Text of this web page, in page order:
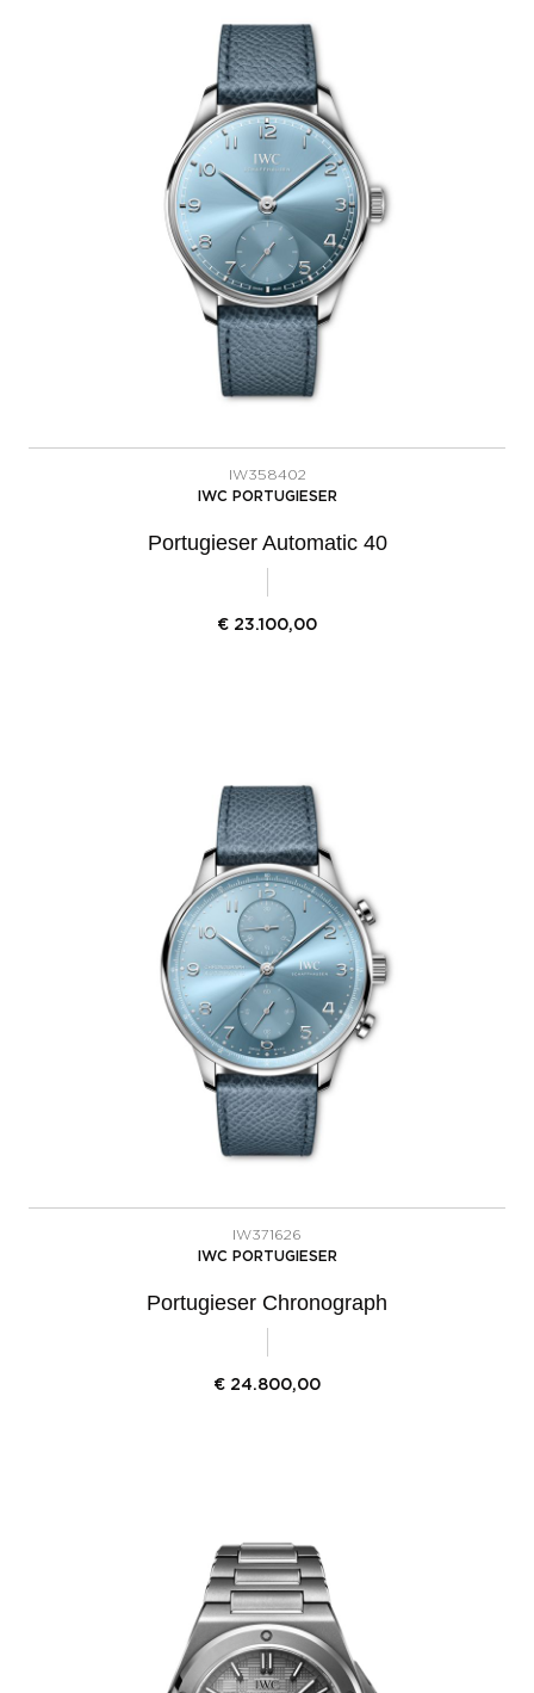
IW358402
IWC PORTUGIESER
Portugieser Automatic 40
€ 23.100,00
IW371626
IWC PORTUGIESER
Portugieser Chronograph
€ 24.800,00